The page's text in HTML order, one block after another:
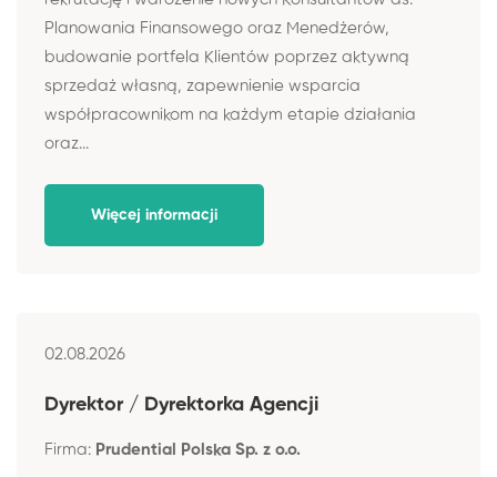
Planowania Finansowego oraz Menedżerów,
budowanie portfela Klientów poprzez aktywną
sprzedaż własną, zapewnienie wsparcia
współpracownikom na każdym etapie działania
oraz...
Więcej informacji
02.08.2026
Dyrektor / Dyrektorka Agencji
Firma: Prudential Polska Sp. z o.o.